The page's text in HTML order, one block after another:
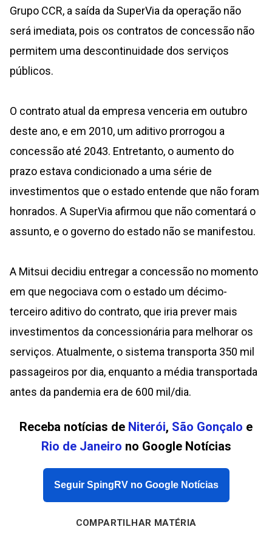
Grupo CCR, a saída da SuperVia da operação não
será imediata, pois os contratos de concessão não
permitem uma descontinuidade dos serviços
públicos.
O contrato atual da empresa venceria em outubro
deste ano, e em 2010, um aditivo prorrogou a
concessão até 2043. Entretanto, o aumento do
prazo estava condicionado a uma série de
investimentos que o estado entende que não foram
honrados. A SuperVia afirmou que não comentará o
assunto, e o governo do estado não se manifestou.
A Mitsui decidiu entregar a concessão no momento
em que negociava com o estado um décimo-
terceiro aditivo do contrato, que iria prever mais
investimentos da concessionária para melhorar os
serviços. Atualmente, o sistema transporta 350 mil
passageiros por dia, enquanto a média transportada
antes da pandemia era de 600 mil/dia.
Receba notícias de Niterói, São Gonçalo e
Rio de Janeiro no Google Notícias
Seguir SpingRV no Google Notícias
COMPARTILHAR MATÉRIA